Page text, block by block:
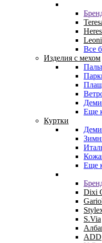
Все
Изделия с мехом
Еще
Куртки
Еще
Dixi
S.Via
ADD